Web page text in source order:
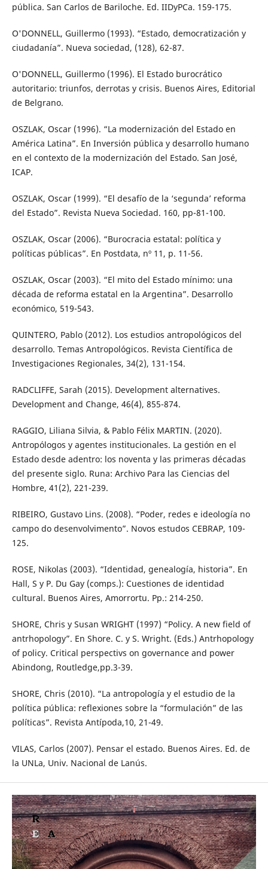
pública. San Carlos de Bariloche. Ed. IIDyPCa. 159-175.
O'DONNELL, Guillermo (1993). “Estado, democratización y
ciudadanía”. Nueva sociedad, (128), 62-87.
O'DONNELL, Guillermo (1996). El Estado burocrático
autoritario: triunfos, derrotas y crisis. Buenos Aires, Editorial
de Belgrano.
OSZLAK, Oscar (1996). “La modernización del Estado en
América Latina”. En Inversión pública y desarrollo humano
en el contexto de la modernización del Estado. San José,
ICAP.
OSZLAK, Oscar (1999). “El desafío de la ‘segunda’ reforma
del Estado”. Revista Nueva Sociedad. 160, pp-81-100.
OSZLAK, Oscar (2006). “Burocracia estatal: política y
políticas públicas”. En Postdata, nº 11, p. 11-56.
OSZLAK, Oscar (2003). “El mito del Estado mínimo: una
década de reforma estatal en la Argentina”. Desarrollo
económico, 519-543.
QUINTERO, Pablo (2012). Los estudios antropológicos del
desarrollo. Temas Antropológicos. Revista Científica de
Investigaciones Regionales, 34(2), 131-154.
RADCLIFFE, Sarah (2015). Development alternatives.
Development and Change, 46(4), 855-874.
RAGGIO, Liliana Silvia, & Pablo Félix MARTIN. (2020).
Antropólogos y agentes institucionales. La gestión en el
Estado desde adentro: los noventa y las primeras décadas
del presente siglo. Runa: Archivo Para las Ciencias del
Hombre, 41(2), 221-239.
RIBEIRO, Gustavo Lins. (2008). “Poder, redes e ideología no
campo do desenvolvimento”. Novos estudos CEBRAP, 109-
125.
ROSE, Nikolas (2003). “Identidad, genealogía, historia”. En
Hall, S y P. Du Gay (comps.): Cuestiones de identidad
cultural. Buenos Aires, Amorrortu. Pp.: 214-250.
SHORE, Chris y Susan WRIGHT (1997) “Policy. A new field of
antrhopology”. En Shore. C. y S. Wright. (Eds.) Antrhopology
of policy. Critical perspectivs on governance and power
Abindong, Routledge,pp.3-39.
SHORE, Chris (2010). “La antropología y el estudio de la
política pública: reflexiones sobre la “formulación” de las
políticas”. Revista Antípoda,10, 21-49.
VILAS, Carlos (2007). Pensar el estado. Buenos Aires. Ed. de
la UNLa, Univ. Nacional de Lanús.